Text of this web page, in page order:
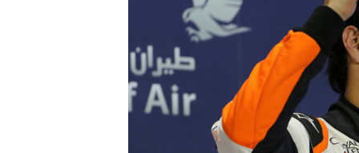
MÁS CATEGORÍAS